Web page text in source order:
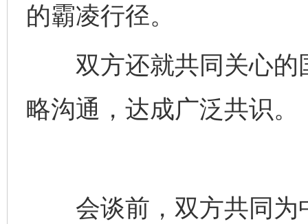
的霸凌行径。
双方还就共同关心的
略沟通，达成广泛共识。
会谈前，双方共同为
完善运行机制助力责任有效落实 一纸欠